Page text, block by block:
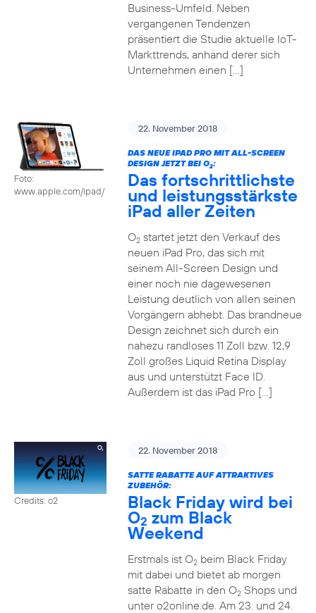
Business-Umfeld. Neben
vergangenen Tendenzen
präsentiert die Studie aktuelle IoT-
Markttrends, anhand derer sich
Unternehmen einen […]
Foto:
www.apple.com/ipad/
22. November 2018
DAS NEUE IPAD PRO MIT ALL-SCREEN
DESIGN JETZT BEI O2:
Das fortschrittlichste
und leistungsstärkste
iPad aller Zeiten
O2startet jetzt den Verkauf des
neuen iPad Pro, das sich mit
seinem All-Screen Design und
einer noch nie dagewesenen
Leistung deutlich von allen seinen
Vorgängern abhebt. Das brandneue
Design zeichnet sich durch ein
nahezu randloses 11 Zoll bzw. 12,9
Zoll großes Liquid Retina Display
aus und unterstützt Face ID.
Außerdem ist das iPad Pro […]
Credits: o2
22. November 2018
SATTE RABATTE AUF ATTRAKTIVES
ZUBEHÖR:
Black Friday wird bei
O2 zum Black
Weekend
Erstmals ist O2beim Black Friday
mit dabei und bietet ab morgen
satte Rabatte in den O2Shops und
unter o2online.de. Am 23. und 24.